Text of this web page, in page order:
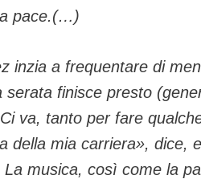
pace.(…)
inzia a frequentare di
serata finisce presto
va, tanto per fare
della mia carriera», dice,
musica, così come la